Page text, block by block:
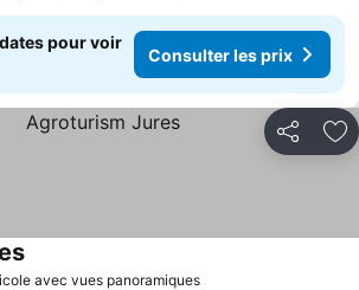
pour voir
Consulter les prix
Partager
avec vues panoramiques